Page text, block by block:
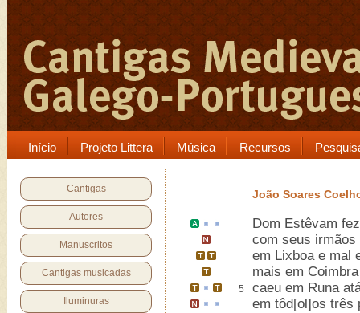
Início Projeto Littera Música Recursos
Cantigas
Autores
Manuscritos
Cantigas musicadas
Iluminuras
João Soares
Dom Estêvam
com seus
em Lixboae mal
mais em Coimbra
5 caeu em Runa
em tôd[ol]os três